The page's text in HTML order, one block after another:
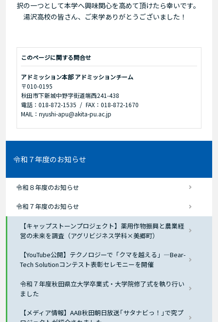
択の一つとして本学へ興味関心を高めて頂けたら幸いです。
湯沢高校の皆さん、ご来学ありがとうございました！
このページに関する問合せ
アドミッション本部 アドミッションチーム
〒010-0195
秋田市下新城中野字街道端西241-438
電話：018-872-1535
FAX：018-872-1670
MAIL：nyushi-apu@akita-pu.ac.jp
令和７年度のお知らせ
令和８年度のお知らせ
令和７年度のお知らせ
【キャップストーンプロジェクト】薬用作物振興と農業経
営の未来を調査（アグリビジネス学科×美郷町）
【YouTube公開】テクノロジーで「クマを越える」―Bear-
Tech Solutionコンテスト表彰セレモニーを開催
令和７年度秋田県立大学卒業式・大学院修了式を執り行い
ました
【メディア情報】AAB秋田朝日放送｢サタナビっ！｣で究プ